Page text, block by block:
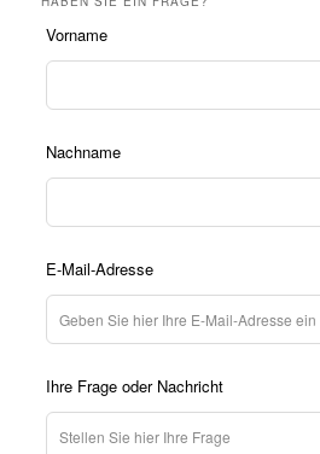
Lass
Vorname
Nachname
E-Mail-Adresse
Ihre Frage oder Nachricht